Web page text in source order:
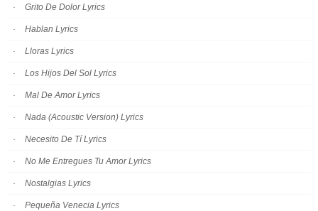
Grito De Dolor Lyrics
Hablan Lyrics
Lloras Lyrics
Los Hijos Del Sol Lyrics
Mal De Amor Lyrics
Nada (Acoustic Version) Lyrics
Necesito De Tí Lyrics
No Me Entregues Tu Amor Lyrics
Nostalgias Lyrics
Pequeña Venecia Lyrics